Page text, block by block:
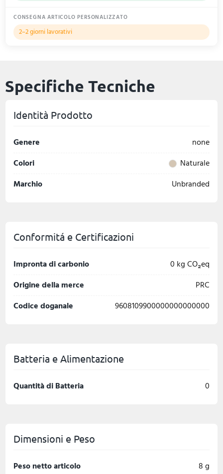
CONSEGNA ARTICOLO PERSONALIZZATO
2–2 giorni lavorativi
Specifiche Tecniche
Identità Prodotto
Genere
none
Colori
Naturale
Marchio
Unbranded
Conformitá e Certificazioni
Impronta di carbonio
0 kg CO₂eq
Origine della merce
PRC
Codice doganale
9608109900000000000000
Batteria e Alimentazione
Quantità di Batteria 0
Dimensioni e Peso
Peso netto articolo 8 g